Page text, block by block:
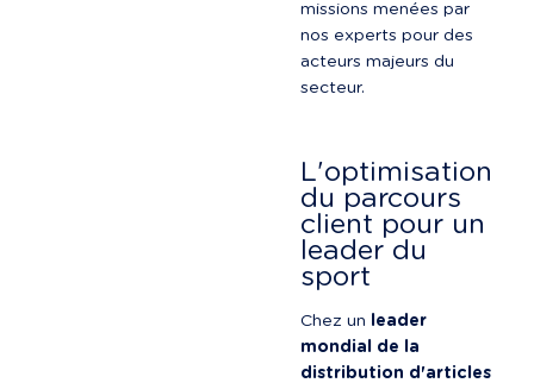
missions menées par
nos experts pour des
acteurs majeurs du
secteur.
L'optimisation
du parcours
client pour un
leader du
sport
Chez un leader
mondial de la
distribution d'articles